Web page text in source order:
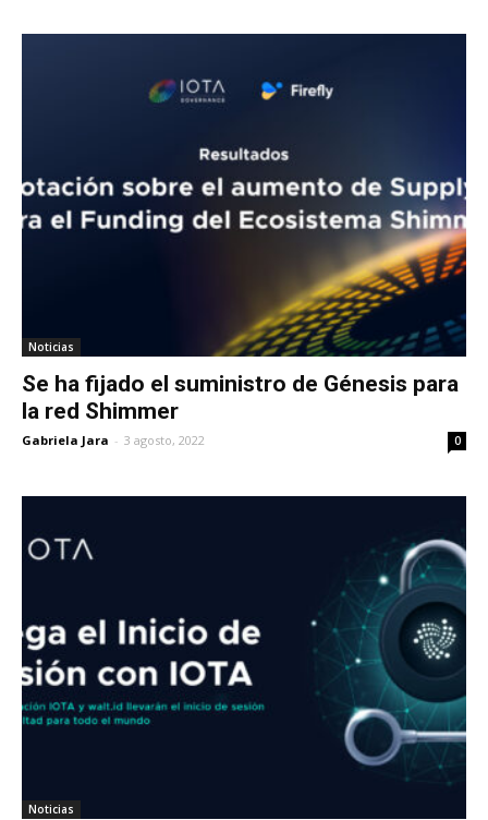
Noticias
Se ha fijado el suministro de Génesis para
la red Shimmer
Gabriela Jara - 3 agosto, 2022 0
Noticias